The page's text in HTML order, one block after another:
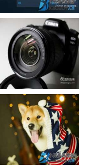
怎么修改昵称？
作品的欣赏方法